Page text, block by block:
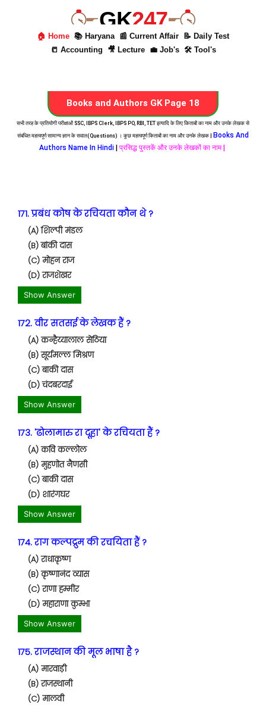
GK247
🏠 Home 📚 Haryana 📰 Current Affair
📝 Daily Test
📒 Accounting
🎥 Lecture 💼 Job's 🛠 Tool's
Books and Authors GK Page 18
सभी तरह के प्रतियोगी परीक्षाओं SSC, IBPS Clerk, IBPS PO, RBI, TET इत्यादि के लिए किताबों का नाम और उनके लेखक से
संबंधित महत्वपूर्ण सामान्य ज्ञान के सवाल(Questions) । कुछ महत्वपूर्ण किताबों का नाम और उनके लेखक |
Books And
Authors Name In Hindi
प्रसिद्ध पुस्तकें और उनके लेखकों का नाम |
171. प्रबंध कोष के रचियता कौन थे ?
(A) शिल्पी मंडल
(B) बांकी दास
(C) मोहन राज
(D) राजशेखर
Show Answer
172. वीर सतसई के लेखक हैं ?
(A) कन्हैय्यालाल सेठिया
(B) सूर्यमल्ल मिश्रण
(C) बाकी दास
(D) चंदबरदाई
Show Answer
173. 'ढोलामारु रा दूहा' के रचियता हैं ?
(A) कवि कल्लोल
(B) मुहणोत नैणसी
(C) बाकी दास
(D) शारंगघर
Show Answer
174. राग कल्पद्रुम की रचयिता हैं ?
(A) राधाकृष्ण
(B) कृष्णानंद व्यास
(C) राणा हम्मीर
(D) महाराणा कुम्भा
Show Answer
175. राजस्थान की मूल भाषा है ?
(A) मारवाड़ी
(B) राजस्थानी
(C) मालवी